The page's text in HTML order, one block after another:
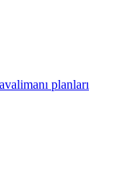
planları